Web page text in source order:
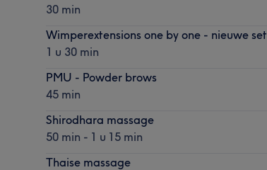
30 min
Wimperextensions one by one - nieuwe set
1 u 30 min
PMU - Powder brows
45 min
Shirodhara massage
50 min - 1 u 15 min
Thaise massage